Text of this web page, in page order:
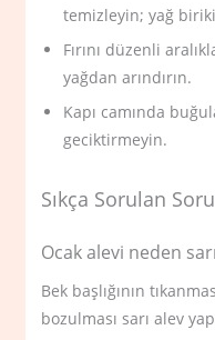
temizleyin; yağ
Fırını düzenli
yağdan arındırın.
Kapı camında
geciktirmeyin.
Sıkça Sorulan
Ocak alevi neden
Bek başlığının
bozulması sarı alev